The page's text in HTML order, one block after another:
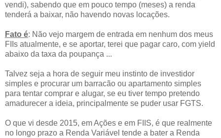
vendi), sabendo que em pouco tempo (meses) a renda
tenderá a baixar, não havendo novas locações.
Fato é: Não vejo margem de entrada em nenhum dos meus
FIIs atualmente, e se aportar, terei que pagar caro, com yield
abaixo da taxa da poupança ...
Talvez seja a hora de seguir meu instinto de investidor
simples e procurar um barracão ou apartamento simples
para tentar comprar e alugar, se eu tiver tempo pretendo
amadurecer a ideia, principalmente se puder usar FGTS.
O que vi desde 2015, em Ações e em FIIS, é que realmente
no longo prazo a Renda Variável tende a bater a Renda